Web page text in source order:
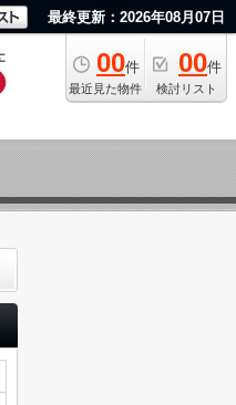
最終更新：2026年08月07日
00件
最近見た物件
00件
検討リスト